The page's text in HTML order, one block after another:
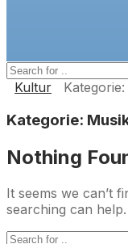
Kultur Kategorie:
Kategorie:
Nothing
It seems we can’t
searching can help.